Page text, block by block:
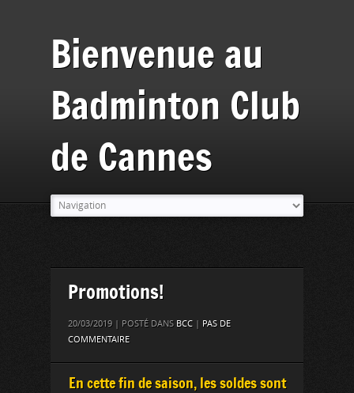
Bienvenue au
Badminton Club
de Cannes
Promotions!
20/03/2019 | POSTÉ DANS BCC | PAS DE
COMMENTAIRE
En cette fin de saison, les soldes sont